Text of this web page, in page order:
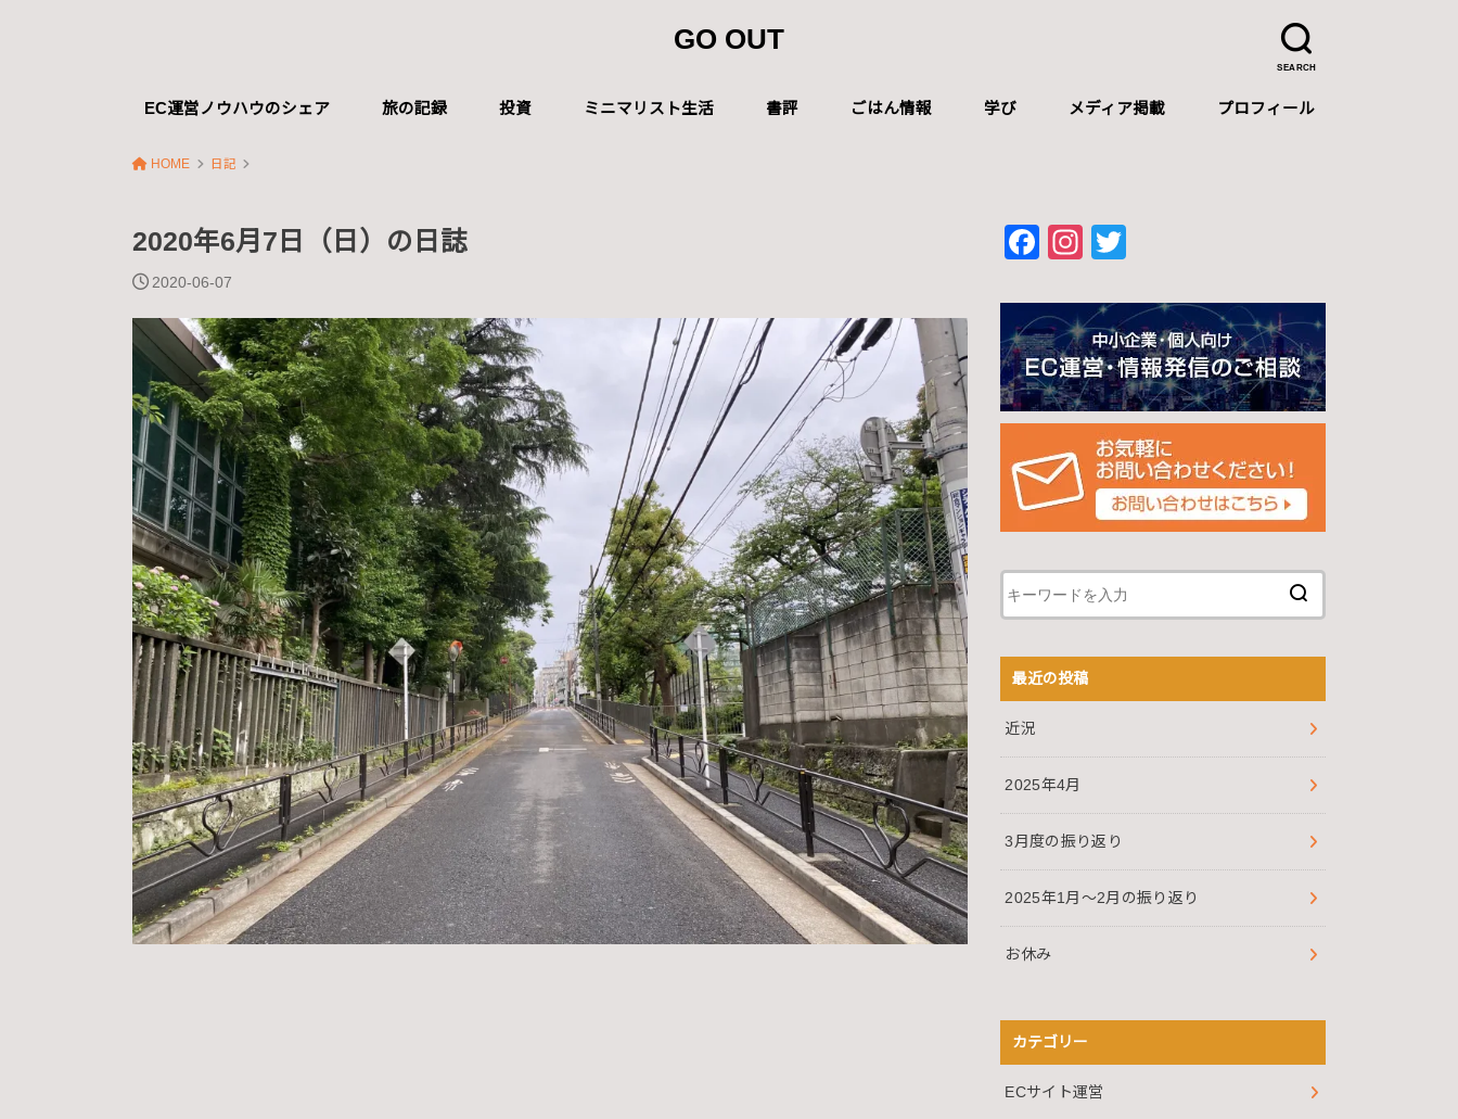
SEARCH
GO OUT
EC運営ノウハウのシェア 旅の記録 投資 ミニマリスト生活 書評 ごはん情報 学び メディア掲載 プロフィール
HOME 日記
2020年6月7日（日）の日誌
2020-06-07
F
c
e
b
o
o
k
In
a
gr
a
m
tt
er
最近の投稿
近況
2025年4月
3月度の振り返り
2025年1月～2月の振り返り
お休み
カテゴリー
ECサイト運営